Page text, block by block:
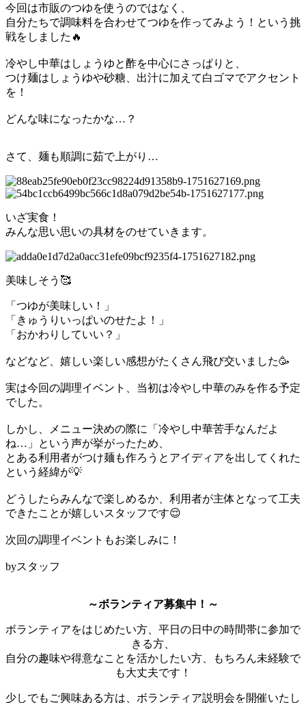
今回は市販のつゆを使うのではなく、
自分たちで調味料を合わせてつゆを作ってみよう！という挑
戦をしました🔥
冷やし中華はしょうゆと酢を中心にさっぱりと、
つけ麺はしょうゆや砂糖、出汁に加えて白ゴマでアクセント
を！
どんな味になったかな…？
さて、麺も順調に茹で上がり…
いざ実食！
みんな思い思いの具材をのせていきます。
美味しそう🥰
「つゆが美味しい！」
「きゅうりいっぱいのせたよ！」
「おかわりしていい？」
などなど、嬉しい楽しい感想がたくさん飛び交いました🥳
実は今回の調理イベント、当初は冷やし中華のみを作る予定
でした。
しかし、メニュー決めの際に「冷やし中華苦手なんだよ
ね…」という声が挙がったため、
とある利用者がつけ麺も作ろうとアイディアを出してくれた
という経緯が💡
どうしたらみんなで楽しめるか、利用者が主体となって工夫
できたことが嬉しいスタッフです😌
次回の調理イベントもお楽しみに！
byスタッフ
～ボランティア募集中！～
ボランティアをはじめたい方、平日の日中の時間帯に参加で
きる方、
自分の趣味や得意なことを活かしたい方、もちろん未経験で
も大丈夫です！
少しでもご興味ある方は、ボランティア説明会を開催いたし